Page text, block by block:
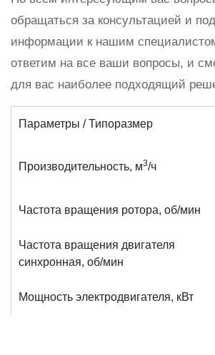
обращаться за консультацией и
информации к нашим
ответим на все ваши вопросы, и
для вас наиболее подходящий
Параметры / Типоразмер
Производительность, м3/ч
Частота вращения ротора, об/мин
Частота вращения двигателя
синхронная, об/мин
Мощность электродвигателя, кВт